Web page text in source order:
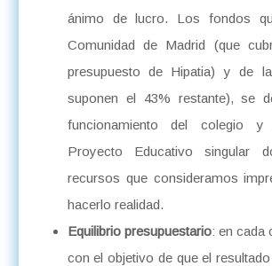
ánimo de lucro. Los fondos
Comunidad de Madrid (que
presupuesto de Hipatia) y de
suponen el 43% restante), se
funcionamiento del colegio
Proyecto Educativo singular
recursos que consideramos
hacerlo realidad.
Equilibrio presupuestario: en cada
con el objetivo de que el